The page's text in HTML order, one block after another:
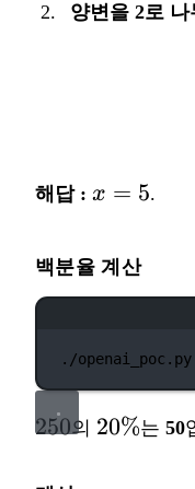
양변을 2로
해답 : x
x = 5.
백분율 계산
./openai_poc.py
250
250의 20\%
20%는 50